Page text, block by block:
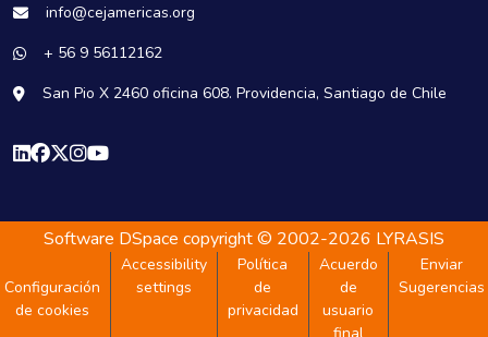
info@cejamericas.org
+ 56 9 56112162
San Pio X 2460 oficina 608. Providencia, Santiago de Chile
Software DSpace copyright © 2002-2026 LYRASIS
Configuración
de cookies
Accessibility
settings
Política
de
privacidad
Acuerdo
de
usuario
Enviar
Sugerencias